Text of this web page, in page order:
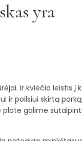
yra
Ir kviečia leistis į
ir poilsiui skirtą
galime